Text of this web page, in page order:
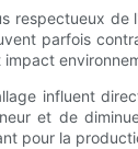
respectueux
parfois
influent
et de
pour la